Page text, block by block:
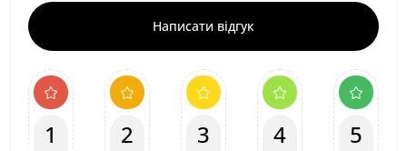
Написати відгук
1 2 3 4 5